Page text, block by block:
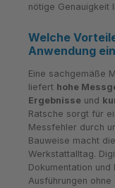
nötige Genauigkeit
Welche
Anwendung
Eine sachgemäße
liefert hohe
Ergebnisse und
Ratsche sorgt für
Messfehler durch
Bauweise macht
Werkstattalltag.
Dokumentation
Ausführungen